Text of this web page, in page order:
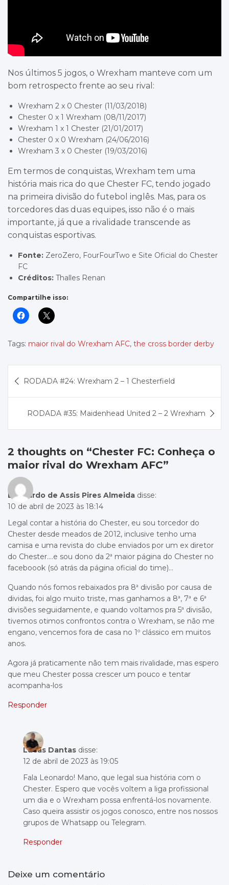
Nos últimos 5 jogos, o Wrexham manteve com um
bom retrospecto frente ao seu rival:
Wrexham 2 x 0 Chester (11/03/2018)
Chester 0 x 1 Wrexham (08/11/2017)
Wrexham 1 x 1 Chester (21/01/2017)
Chester 0 x 0 Wrexham (24/06/2016)
Wrexham 3 x 0 Chester (19/03/2016)
Em termos de conquistas, Wrexham tem uma
história mais rica do que Chester FC, tendo jogado
na primeira divisão do futebol inglês. Mas, para os
torcedores das duas equipes, isso não é o mais
importante, já que a rivalidade transcende as
conquistas esportivas.
Fonte: ZeroZero, FourFourTwo e Site Oficial do Chester
FC
Créditos: Thalles Renan
Compartilhe isso:
Tags: maior rival do Wrexham AFC, the cross border derby
de
RODADA #24: Wrexham 2 – 1 Chesterfield
RODADA #35: Maidenhead United 2 – 2 Wrexham
2 thoughts on “Chester FC: Conheça o
maior rival do Wrexham AFC”
Leonardo de Assis Pires Almeida disse:
10 de abril de 2023 às 18:14
Legal contar a história do Chester, eu sou torcedor do
Chester desde meados de 2012, inclusive tenho uma
camisa e uma revista do clube enviados por um ex diretor
do Chester….e sou dono da 2ª maior página do Chester no
faceboook (só atrás da página oficial do time)…
Quando nós fomos rebaixados pra 8ª divisão por causa de
dividas, foi algo muito triste, mas ganhamos a 8ª, 7ª e 6ª
divisões seguidamente, e quando voltamos pra 5ª divisão,
tivemos otimos confrontos contra o Wrexham, se não me
engano, vencemos fora de casa no 1º clássico em muitos
anos.
Agora já praticamente não tem mais rivalidade, mas espero
que meu Chester possa crescer um pouco e tentar
acompanha-los
Responder
Lucas Dantas disse:
12 de abril de 2023 às 19:05
Fala Leonardo! Mano, que legal sua história com o
Chester. Espero que vocês voltem a liga profissional
um dia e o Wrexham possa enfrentá-los novamente.
Caso queira assistir os jogos conosco, entre nos nossos
grupos de Whatsapp ou Telegram.
Responder
Deixe um comentário